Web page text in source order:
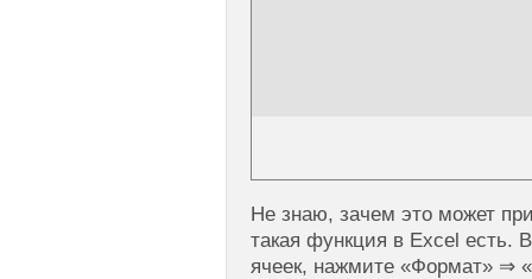
Не знаю, зачем это может
такая функция в Excel есть.
ячеек, нажмите «Формат» ⇒